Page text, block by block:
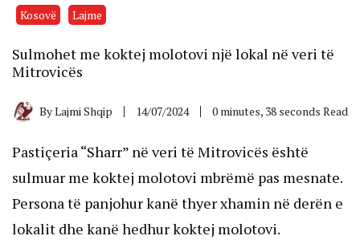
Kosovë Lajme
Sulmohet me koktej molotovi një lokal në veri të
Mitrovicës
ByLajmi Shqip 14/07/2024 0 minutes, 38 seconds Read
Pastiçeria “Sharr” në veri të Mitrovicës është
sulmuar me koktej molotovi mbrëmë pas mesnate.
Persona të panjohur kanë thyer xhamin në derën e
lokalit dhe kanë hedhur koktej molotovi.